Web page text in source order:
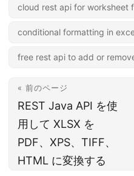
cloud rest api for worksheet
conditional formatting in
free rest api to add or
« 前のページ
REST Java API を使
用して XLSX を
PDF、XPS、TIFF、
HTML に変換する